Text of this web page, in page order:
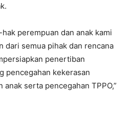
perempuan dan anak kami
dari semua pihak dan rencana
penertiban
pencegahan kekerasan
serta pencegahan TPPO,”